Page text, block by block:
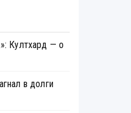
Култхард — о
в долги